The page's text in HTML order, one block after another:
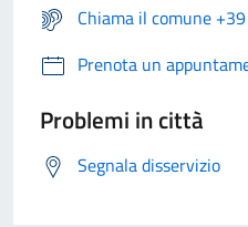
Chiama il comune
Prenota un
Problemi in città
Segnala disservizio